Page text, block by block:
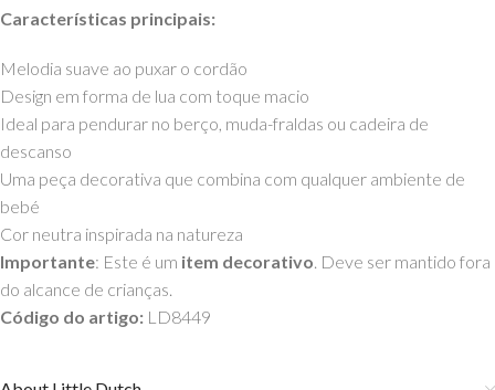
Características principais:
Melodia suave ao puxar o cordão
Design em forma de lua com toque macio
Ideal para pendurar no berço, muda-fraldas ou cadeira de
descanso
Uma peça decorativa que combina com qualquer ambiente de
bebé
Cor neutra inspirada na natureza
Importante: Este é um item decorativo. Deve ser mantido fora
do alcance de crianças.
Código do artigo: LD8449